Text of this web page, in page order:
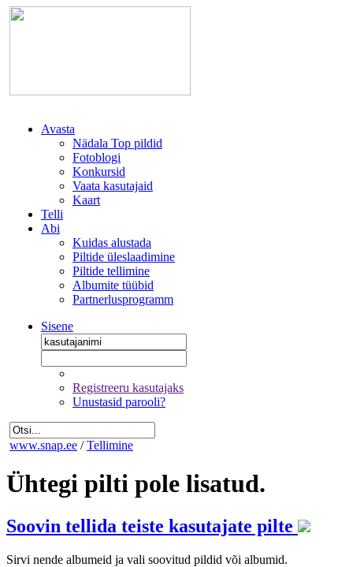
Avasta
Nädala Top pildid
Fotoblogi
Konkursid
Vaata kasutajaid
Kaart
Telli
Abi
Kuidas alustada
Piltide üleslaadimine
Piltide tellimine
Albumite tüübid
Partnerlusprogramm
Sisene
Registreeru kasutajaks
Unustasid parooli?
www.snap.ee / Tellimine
Ühtegi pilti pole lisatud.
Soovin tellida teiste kasutajate pilte
Sirvi nende albumeid ja vali soovitud pildid või albumid.